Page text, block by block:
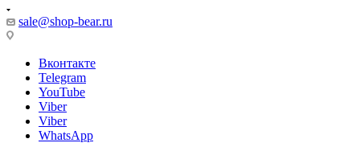
sale@shop-bear.ru
Вконтакте
Telegram
YouTube
Viber
Viber
WhatsApp